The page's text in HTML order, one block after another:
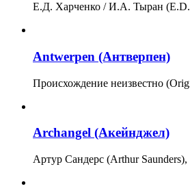
Е.Д. Харченко / И.А. Тыран
Antwerpen (Антверпен)
Происхождение неизвестно
Archangel (Акейнджел)
Артур Сандерс (Arthur